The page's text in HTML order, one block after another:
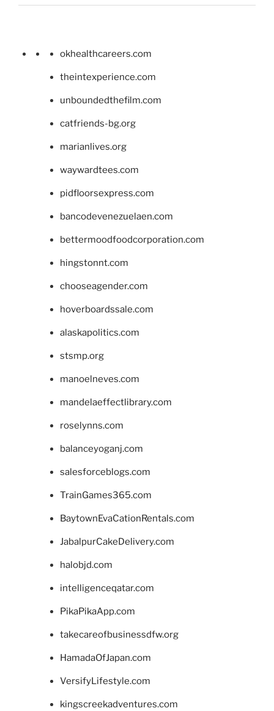
okhealthcareers.com
theintexperience.com
unboundedthefilm.com
catfriends-bg.org
marianlives.org
waywardtees.com
pidfloorsexpress.com
bancodevenezuelaen.com
bettermoodfoodcorporation.com
hingstonnt.com
chooseagender.com
hoverboardssale.com
alaskapolitics.com
stsmp.org
manoelneves.com
mandelaeffectlibrary.com
roselynns.com
balanceyoganj.com
salesforceblogs.com
TrainGames365.com
BaytownEvaCationRentals.com
JabalpurCakeDelivery.com
halobjd.com
intelligenceqatar.com
PikaPikaApp.com
takecareofbusinessdfw.org
HamadaOfJapan.com
VersifyLifestyle.com
kingscreekadventures.com